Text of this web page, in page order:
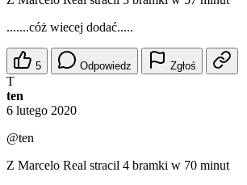
.......cóż wiecej dodać.....
5 Odpowiedz Zgłoś
T
ten
6 lutego 2020
@ten
Z Marcelo Real stracil 4 bramki w 70 minut